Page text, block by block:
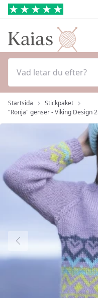
Hoppa till huvudinnehåll
Startsida
Stickpaket
"Ronja" genser - Viking Design